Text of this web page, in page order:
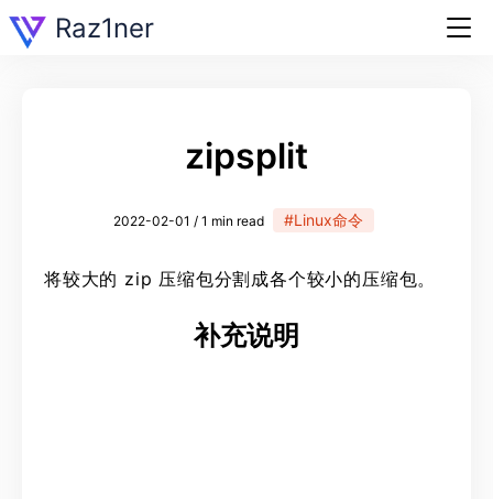
Raz1ner
zipsplit
2022-02-01 / 1 min read #Linux命令
将较大的 zip 压缩包分割成各个较小的压缩包。
补充说明